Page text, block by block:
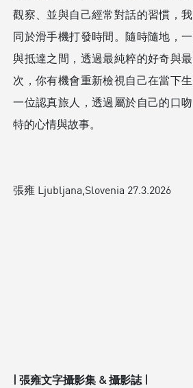
觀察、並與⾃⼰經常對話的習慣，
同於滑⼿機打發時間。隨時隨地，
與抵達之間，透過最純粹的好奇與
次，你有機會重新檢視⾃⼰在當下
⼀位認真旅⼈，透過屬於⾃⼰的⼝
特的⼼情與故事。
張雍 Ljubljana,Slovenia 27.3.2026
| 張雍⽂字攝影集 & 攝影誌 |